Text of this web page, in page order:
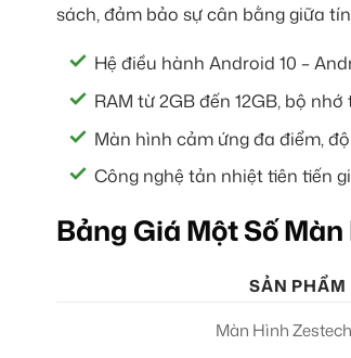
sách, đảm bảo sự cân bằng giữa
Hệ điều hành Android 10 –
RAM từ 2GB đến 12GB, bộ
Màn hình cảm ứng đa điểm,
Công nghệ tản nhiệt tiên tiến
Bảng Giá Một Số
SẢN PHẨM
Màn Hình